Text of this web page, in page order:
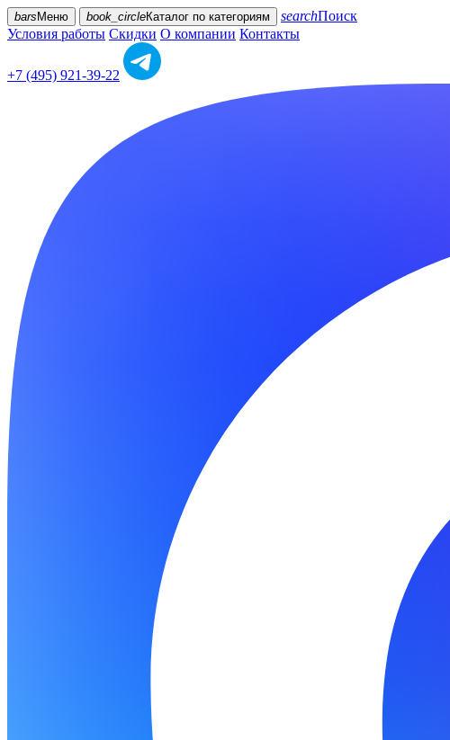
bars Меню book_circleКаталог по категориям searchПоиск
Условия работы Скидки О компании Контакты
+7 (495) 921-39-22